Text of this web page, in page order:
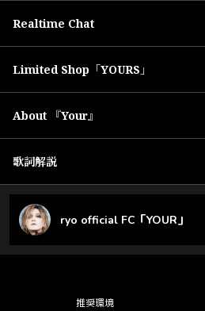
Realtime Chat
Limited Shop「YOURS」
About 『Your』
歌詞解説
ryo official FC「YOUR」
推奨環境